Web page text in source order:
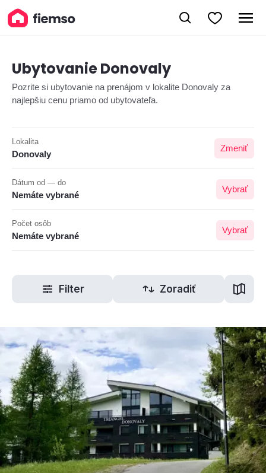
Ubytovanie Donovaly
Pozrite si ubytovanie na prenájom v lokalite Donovaly za
najlepšiu cenu priamo od ubytovateľa.
Lokalita
Donovaly
Zmeniť
Dátum od — do
Nemáte vybrané
Vybrať
Počet osôb
Nemáte vybrané
Vybrať
Filter Zoradiť